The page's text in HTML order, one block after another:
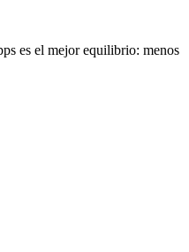
es el mejor equilibrio: menos